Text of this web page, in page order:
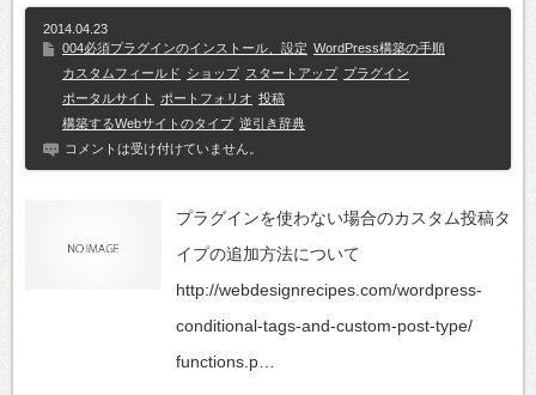
2014.04.23
004必須プラグインのインストール、設定 WordPress構築の手順
カスタムフィールド ショップ スタートアップ プラグイン
ポータルサイト
ポートフォリオ 投稿
構築するWebサイトのタイプ 逆引き辞典
コメントは受け付けていません。
プラグインを使わない場合のカスタム投稿タ
イプの追加方法について
http://webdesignrecipes.com/wordpress-
conditional-tags-and-custom-post-type/
functions.p…